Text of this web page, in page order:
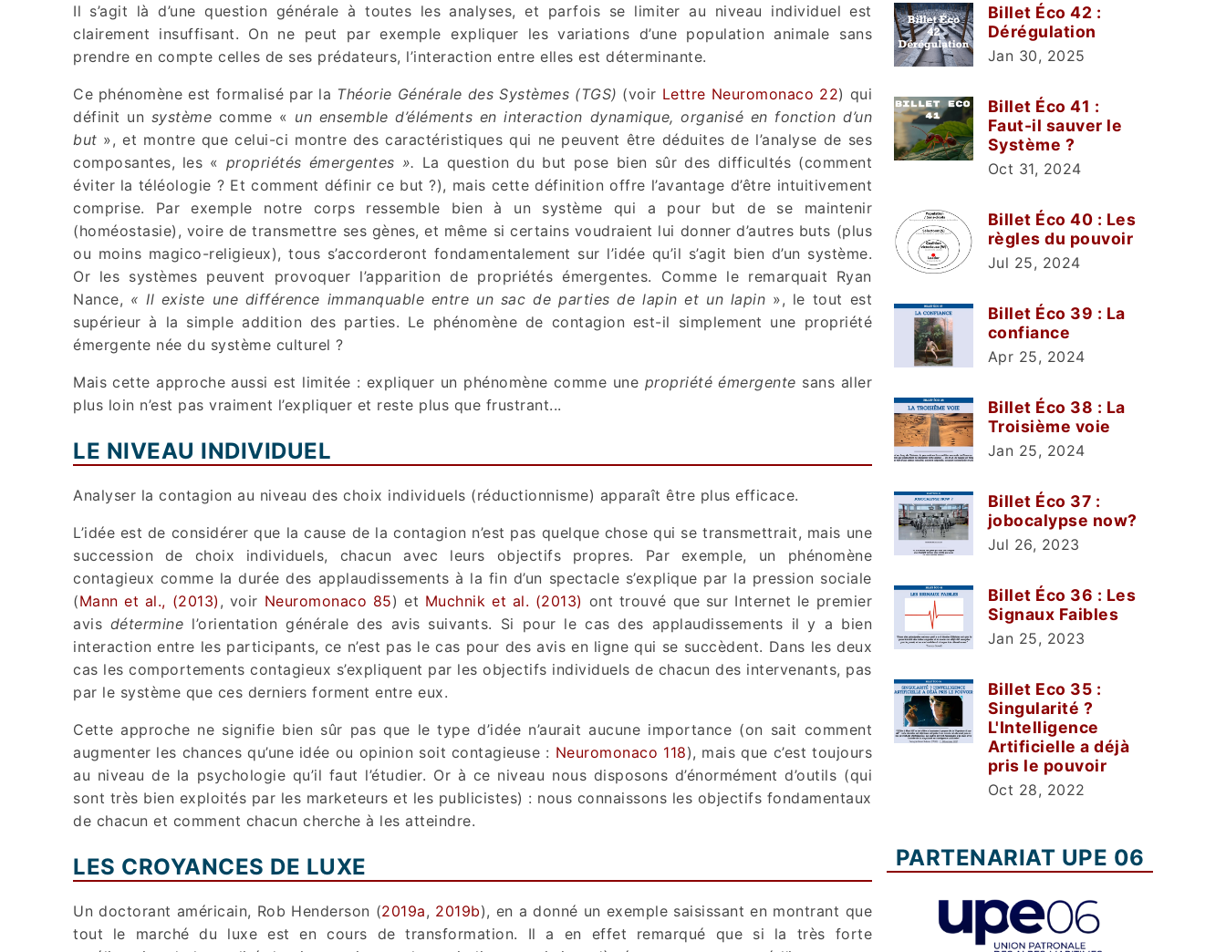
Il s’agit là d’une question générale à toutes les analyses, et parfois se limiter au niveau individuel est
clairement insuffisant. On ne peut par exemple expliquer les variations d’une population animale sans
prendre en compte celles de ses prédateurs, l’interaction entre elles est déterminante.
Ce phénomène est formalisé par la Théorie Générale des Systèmes (TGS) (voir Lettre Neuromonaco 22) qui
définit un système comme « un ensemble d’éléments en interaction dynamique, organisé en fonction d’un
but », et montre que celui-ci montre des caractéristiques qui ne peuvent être déduites de l’analyse de ses
composantes, les « propriétés émergentes ». La question du but pose bien sûr des difficultés (comment
éviter la téléologie ? Et comment définir ce but ?), mais cette définition offre l’avantage d’être intuitivement
comprise. Par exemple notre corps ressemble bien à un système qui a pour but de se maintenir
(homéostasie), voire de transmettre ses gènes, et même si certains voudraient lui donner d’autres buts (plus
ou moins magico-religieux), tous s’accorderont fondamentalement sur l’idée qu’il s’agit bien d’un système.
Or les systèmes peuvent provoquer l’apparition de propriétés émergentes. Comme le remarquait Ryan
Nance, « Il existe une différence immanquable entre un sac de parties de lapin et un lapin », le tout est
supérieur à la simple addition des parties. Le phénomène de contagion est-il simplement une propriété
émergente née du système culturel ?
Mais cette approche aussi est limitée : expliquer un phénomène comme une propriété émergente sans aller
plus loin n’est pas vraiment l’expliquer et reste plus que frustrant...
LE NIVEAU INDIVIDUEL
Analyser la contagion au niveau des choix individuels (réductionnisme) apparaît être plus efficace.
L’idée est de considérer que la cause de la contagion n’est pas quelque chose qui se transmettrait, mais une
succession de choix individuels, chacun avec leurs objectifs propres. Par exemple, un phénomène
contagieux comme la durée des applaudissements à la fin d’un spectacle s’explique par la pression sociale
(Mann et al., (2013) , voir Neuromonaco 85) et Muchnik et al. (2013) ont trouvé que sur Internet le premier
avis détermine l’orientation générale des avis suivants. Si pour le cas des applaudissements il y a bien
interaction entre les participants, ce n’est pas le cas pour des avis en ligne qui se succèdent. Dans les deux
cas les comportements contagieux s’expliquent par les objectifs individuels de chacun des intervenants, pas
par le système que ces derniers forment entre eux.
Cette approche ne signifie bien sûr pas que le type d’idée n’aurait aucune importance (on sait comment
augmenter les chances qu’une idée ou opinion soit contagieuse : Neuromonaco 118), mais que c’est toujours
au niveau de la psychologie qu’il faut l’étudier. Or à ce niveau nous disposons d’énormément d’outils (qui
sont très bien exploités par les marketeurs et les publicistes) : nous connaissons les objectifs fondamentaux
de chacun et comment chacun cherche à les atteindre.
LES CROYANCES DE LUXE
Un doctorant américain, Rob Henderson (2019a, 2019b), en a donné un exemple saisissant en montrant que
tout le marché du luxe est en cours de transformation. Il a en effet remarqué que si la très forte
Billet Éco 42 :
Dérégulation
Jan 30, 2025
Billet Éco 41 :
Faut-il sauver le
Système ?
Oct 31, 2024
Billet Éco 40 : Les
règles du pouvoir
Jul 25, 2024
Billet Éco 39 : La
confiance
Apr 25, 2024
Billet Éco 38 : La
Troisième voie
Jan 25, 2024
Billet Éco 37 :
jobocalypse now?
Jul 26, 2023
Billet Éco 36 : Les
Signaux Faibles
Jan 25, 2023
Billet Eco 35 :
Singularité ?
L'Intelligence
Artificielle a déjà
pris le pouvoir
Oct 28, 2022
PARTENARIAT UPE 06